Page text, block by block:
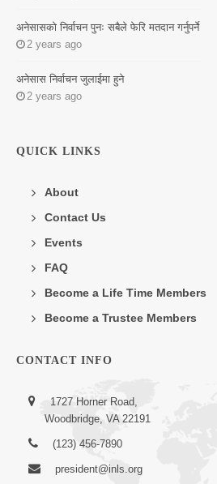
अनेसासको निर्वाचन पुनः सबैले फेरि मतदान गर्नुपर्ने
2 years ago
अनेसास निर्वाचन जुलाईमा हुने
2 years ago
QUICK LINKS
About
Contact Us
Events
FAQ
Become a Life Time Members
Become a Trustee Members
CONTACT INFO
1727 Horner Road,
Woodbridge, VA 22191
(123) 456-7890
president@inls.org